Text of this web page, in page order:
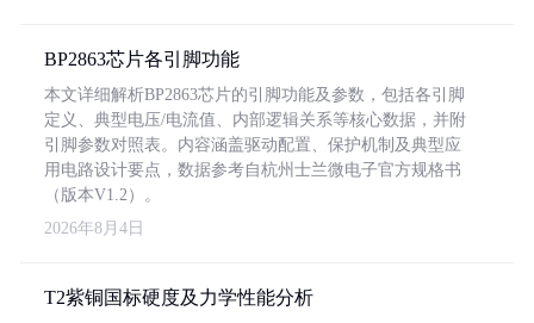
BP2863芯片各引脚功能
本文详细解析BP2863芯片的引脚功能及参数，包括各引脚
定义、典型电压/电流值、内部逻辑关系等核心数据，并附
引脚参数对照表。内容涵盖驱动配置、保护机制及典型应
用电路设计要点，数据参考自杭州士兰微电子官方规格书
（版本V1.2）。
2026年8月4日
T2紫铜国标硬度及力学性能分析